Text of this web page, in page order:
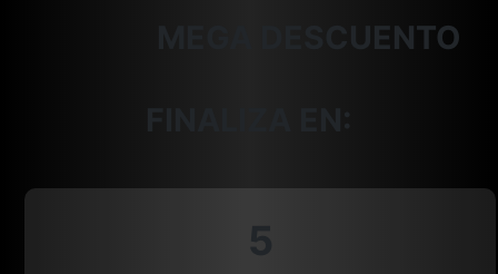
MEGA DESCUENTO
5